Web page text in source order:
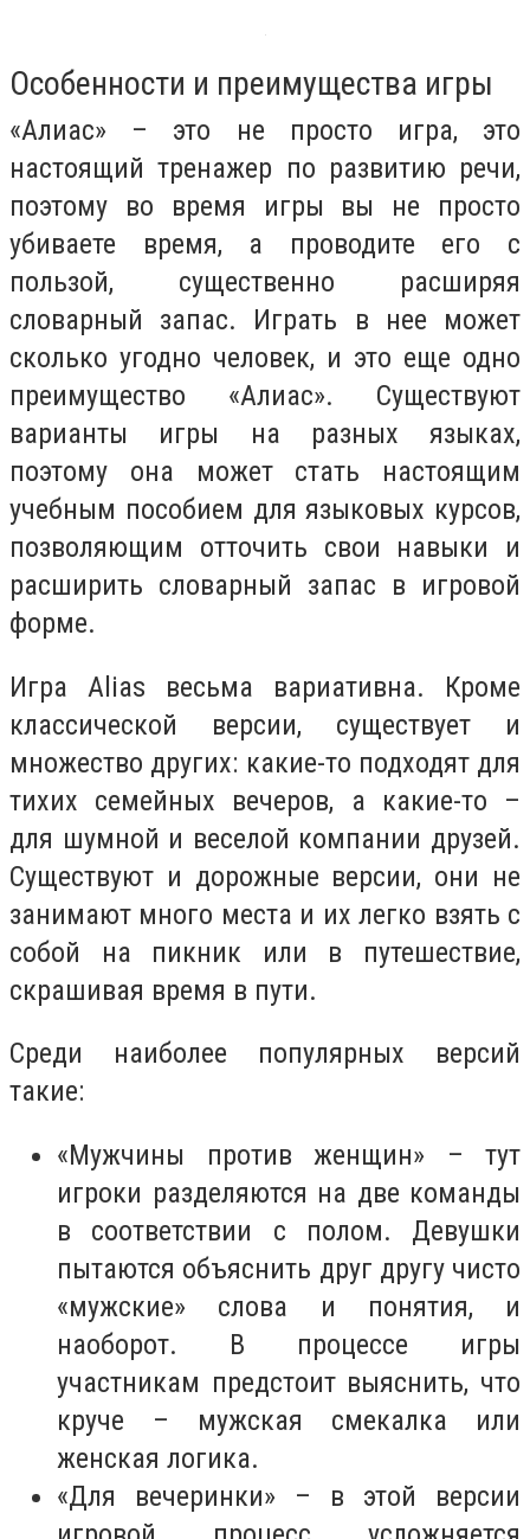
Особенности и преимущества игры
«Алиас» – это не просто игра, это
настоящий тренажер по развитию речи,
поэтому во время игры вы не просто
убиваете время, а проводите его с
пользой, существенно расширяя
словарный запас. Играть в нее может
сколько угодно человек, и это еще одно
преимущество «Алиас». Существуют
варианты игры на разных языках,
поэтому она может стать настоящим
учебным пособием для языковых курсов,
позволяющим отточить свои навыки и
расширить словарный запас в игровой
форме.
Игра Alias весьма вариативна. Кроме
классической версии, существует и
множество других: какие-то подходят для
тихих семейных вечеров, а какие-то –
для шумной и веселой компании друзей.
Существуют и дорожные версии, они не
занимают много места и их легко взять с
собой на пикник или в путешествие,
скрашивая время в пути.
Среди наиболее популярных версий
такие:
«Мужчины против женщин» – тут
игроки разделяются на две команды
в соответствии с полом. Девушки
пытаются объяснить друг другу чисто
«мужские» слова и понятия, и
наоборот. В процессе игры
участникам предстоит выяснить, что
круче – мужская смекалка или
женская логика.
«Для вечеринки» – в этой версии